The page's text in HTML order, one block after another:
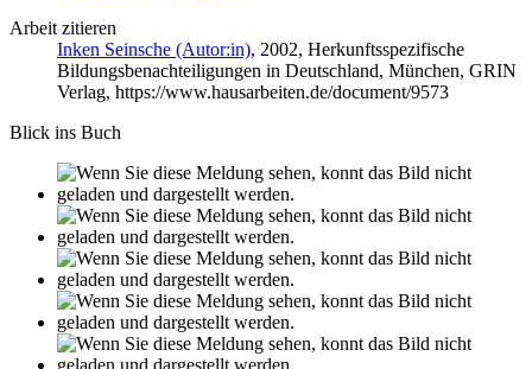
Arbeit zitieren
Inken Seinsche (Autor:in), 2002, Herkunftsspezifische
Bildungsbenachteiligungen in Deutschland, München, GRIN
Verlag, https://www.hausarbeiten.de/document/9573
Blick ins Buch